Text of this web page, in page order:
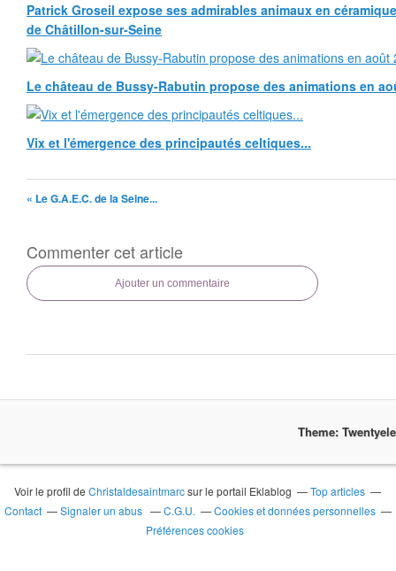
Patrick Groseil expose ses admirables animaux en
de Châtillon-sur-Seine
Le château de Bussy-Rabutin propose des animations en
Vix et l'émergence des principautés celtiques...
« Le G.A.E.C. de la Seine...
Commenter cet article
Ajouter un commentaire
Theme:
Voir le profil deChristaldesaintmarcsur le portail Eklablog
Top articles
Contact
Signaler un abus C.G.U.
Cookies et données personnelles
Préférences cookies